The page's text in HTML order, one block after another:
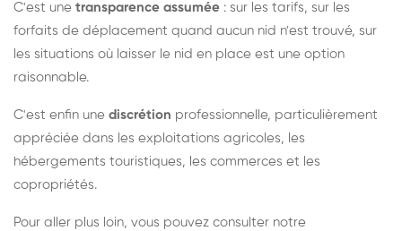
C'est une transparence assumée : sur les tarifs, sur les
forfaits de déplacement quand aucun nid n'est trouvé, sur
les situations où laisser le nid en place est une option
raisonnable.
C'est enfin une discrétion professionnelle, particulièrement
appréciée dans les exploitations agricoles, les
hébergements touristiques, les commerces et les
copropriétés.
Pour aller plus loin, vous pouvez consulter notre